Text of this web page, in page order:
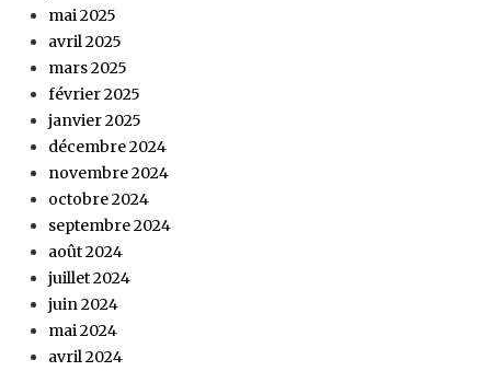
mai 2025
avril 2025
mars 2025
février 2025
janvier 2025
décembre 2024
novembre 2024
octobre 2024
septembre 2024
août 2024
juillet 2024
juin 2024
mai 2024
avril 2024